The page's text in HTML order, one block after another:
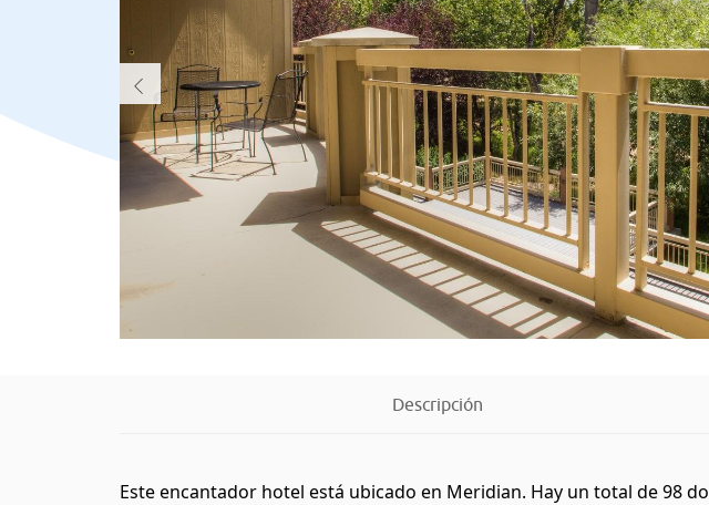
Descripción
Este encantador hotel está ubicado en Meridian. Hay un total de 98